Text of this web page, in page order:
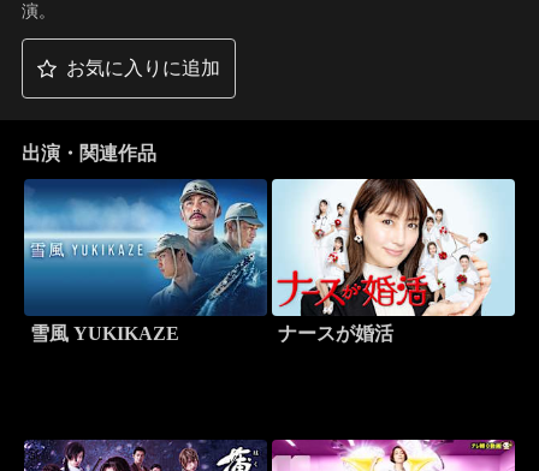
演。
お気に入りに追加
出演・関連作品
雪風 YUKIKAZE ナースが婚活